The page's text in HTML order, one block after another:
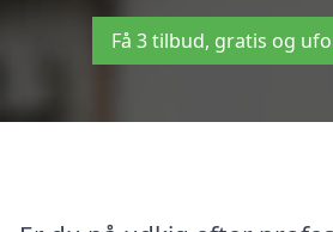
Få 3 tilbud, gratis og